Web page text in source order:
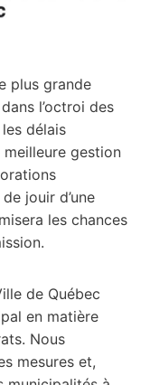
plus grande
l’octroi des
délais
gestion
jouir d’une
les chances
de Québec
en matière
Nous
mesures et,